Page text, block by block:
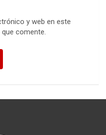
y web en este
comente.